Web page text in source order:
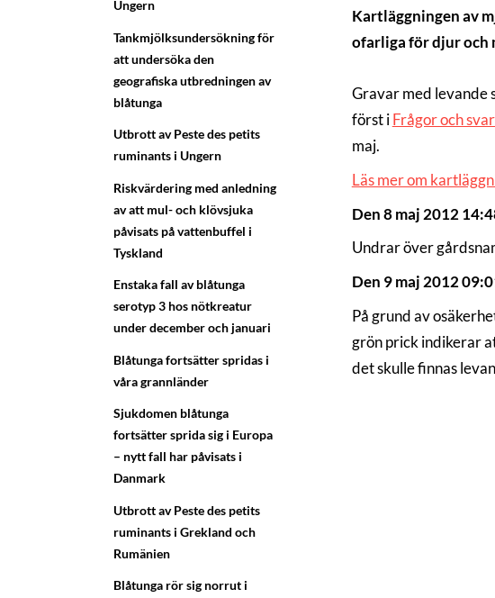
Ungern
Tankmjölksundersökning för
att undersöka den
geografiska utbredningen av
blåtunga
Utbrott av Peste des petits
ruminants i Ungern
Riskvärdering med anledning
av att mul- och klövsjuka
påvisats på vattenbuffel i
Tyskland
Enstaka fall av blåtunga
serotyp 3 hos nötkreatur
under december och januari
Blåtunga fortsätter spridas i
våra grannländer
Sjukdomen blåtunga
fortsätter sprida sig i Europa
– nytt fall har påvisats i
Danmark
Utbrott av Peste des petits
ruminants i Grekland och
Rumänien
Blåtunga rör sig norrut i
Kartläggningen av
ofarliga för djur och
Gravar med levande
först iFrågor och
maj.
Läs mer om
Den 8 maj 2012
Undrar över
Den 9 maj 2012
På grund av
grön prick indikerar
det skulle finnas